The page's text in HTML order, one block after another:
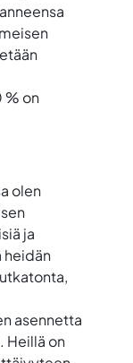
% on
olen
ja
heidän
asennetta
Heillä on